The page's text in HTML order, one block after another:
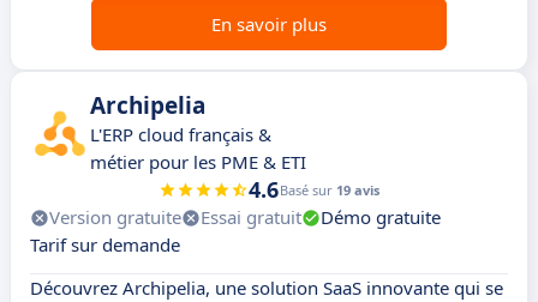
En savoir plus
Archipelia
L'ERP cloud français &
métier pour les PME & ETI
4.6Basé sur 19 avis
Version gratuite Essai gratuit
Démo gratuite
Tarif sur demande
Découvrez Archipelia, une solution SaaS innovante qui se